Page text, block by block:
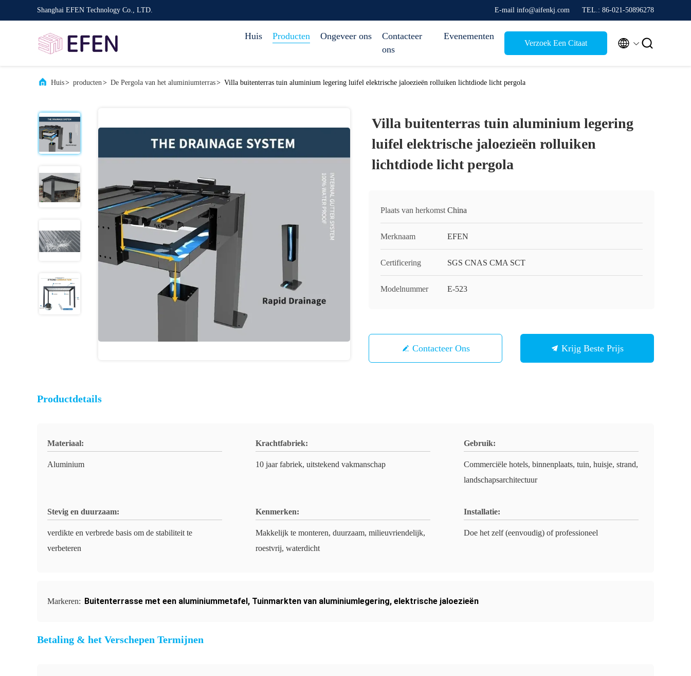
Shanghai EFEN Technology Co., LTD. E-mail info@aifenkj.com TEL.: 86-021-50896278
Huis Producten Ongeveer ons
Contacteer
ons
Evenementen
Verzoek Een Citaat  
Huis> producten> De Pergola van het aluminiumterras> Villa buitenterras tuin aluminium legering luifel elektrische jaloezieën rolluiken lichtdiode licht pergola
Villa buitenterras tuin aluminium legering
luifel elektrische jaloezieën rolluiken
lichtdiode licht pergola
Plaats van herkomst China
Merknaam EFEN
Certificering SGS CNAS CMA SCT
Modelnummer E-523
Contacteer Ons Krijg Beste Prijs
Productdetails
Materiaal:
Aluminium
Krachtfabriek:
10 jaar fabriek, uitstekend vakmanschap
Gebruik:
Commerciële hotels, binnenplaats, tuin, huisje, strand,
landschapsarchitectuur
Stevig en duurzaam:
verdikte en verbrede basis om de stabiliteit te
verbeteren
Kenmerken:
Makkelijk te monteren, duurzaam, milieuvriendelijk,
roestvrij, waterdicht
Installatie:
Doe het zelf (eenvoudig) of professioneel
Markeren: Buitenterrasse met een aluminiummetafel, Tuinmarkten van aluminiumlegering, elektrische jaloezieën
Betaling & het Verschepen Termijnen